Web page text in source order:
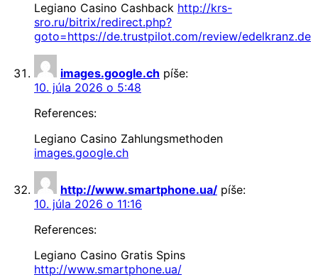
Legiano Casino Cashback http://krs-
sro.ru/bitrix/redirect.php?
goto=https://de.trustpilot.com/review/edelkranz.de
images.google.ch píše:
10. júla 2026 o 5:48
References:
Legiano Casino Zahlungsmethoden
images.google.ch
http://www.smartphone.ua/ píše:
10. júla 2026 o 11:16
References:
Legiano Casino Gratis Spins
http://www.smartphone.ua/